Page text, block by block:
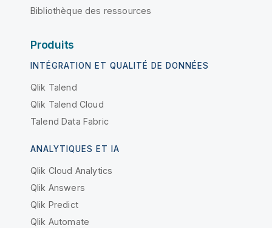
Bibliothèque des ressources
Produits
INTÉGRATION ET QUALITÉ DE DONNÉES
Qlik Talend
Qlik Talend Cloud
Talend Data Fabric
ANALYTIQUES ET IA
Qlik Cloud Analytics
Qlik Answers
Qlik Predict
Qlik Automate